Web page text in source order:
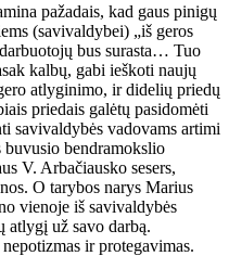
pažadais, kad gaus pinigų
(savivaldybei) „iš geros
bus surasta… Tuo
kalbų, gabi ieškoti naujų
atlyginimo, ir didelių priedų
priedais galėtų pasidomėti
savivaldybės vadovams artimi
buvusio bendramokslio
V. Arbačiausko sesers,
O tarybos narys Marius
vienoje iš savivaldybės
atlygį už savo darbą.
ir protegavimas.